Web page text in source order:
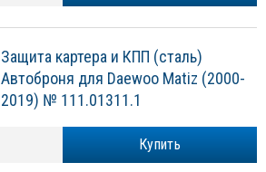
Защита картера и КПП (сталь)
Автоброня для Daewoo Matiz (2000-
2019) № 111.01311.1
Купить